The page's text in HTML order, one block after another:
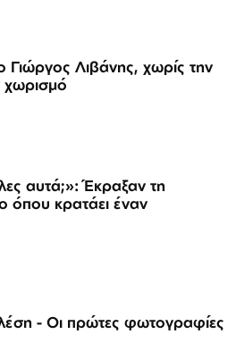
Γιώργος Λιβάνης, χωρίς την
χωρισμό
αυτά;»: Έκραξαν τη
όπου κρατάει έναν
- Οι πρώτες φωτογραφίες